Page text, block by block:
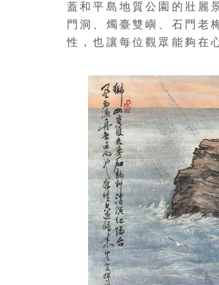
蓋和平島地質公園的壯麗
門洞、燭臺雙嶼、石門老
性，也讓每位觀眾能夠在